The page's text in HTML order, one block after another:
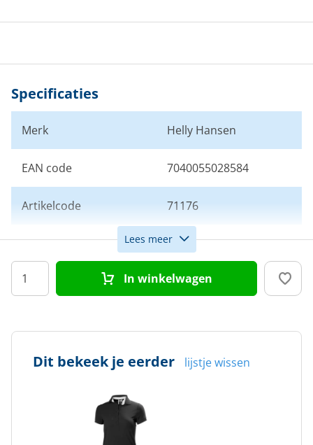
Specificaties
Merk Helly Hansen
EAN code 7040055028584
Artikelcode 71176
Maat S
Kleur Zwart
Lees meer
In winkelwagen
Dit bekeek je eerder lijstje wissen